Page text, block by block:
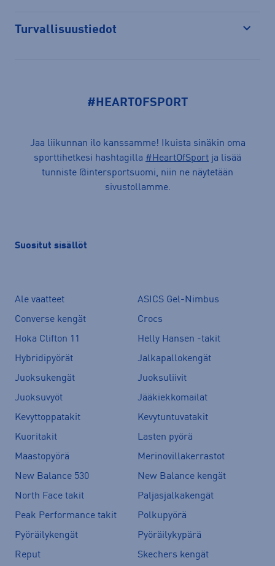
Turvallisuustiedot
#HEARTOFSPORT
Jaa liikunnan ilo kanssamme! Ikuista sinäkin oma
sporttihetkesi hashtagilla #HeartOfSport ja lisää
tunniste @intersportsuomi, niin ne näytetään
sivustollamme.
Suositut sisällöt
Ale vaatteet
ASICS Gel-Nimbus
Converse kengät
Crocs
Hoka Clifton 11
Helly Hansen -takit
Hybridipyörät
Jalkapallokengät
Juoksukengät
Juoksuliivit
Juoksuvyöt
Jääkiekkomailat
Kevyttoppatakit
Kevytuntuvatakit
Kuoritakit
Lasten pyörä
Maastopyörä
Merinovillakerrastot
New Balance 530
New Balance kengät
North Face takit
Paljasjalkakengät
Peak Performance takit
Polkupyörä
Pyöräilykengät
Pyöräilykypärä
Reput
Skechers kengät